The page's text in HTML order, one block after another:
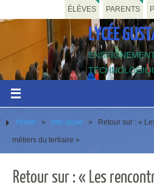
ÉLÈVES PARENTS
LYCÉE
Home » info lycée » Retour sur : «
métiers du tertiaire »
Retour sur : « Les